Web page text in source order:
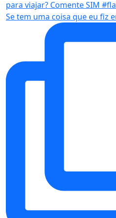
Se tem uma coisa que eu fiz